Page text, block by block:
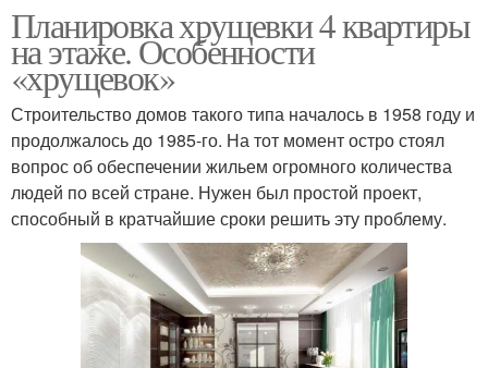
Планировка хрущевки 4 квартиры
на этаже. Особенности
«хрущевок»
Строительство домов такого типа началось в 1958 году и
продолжалось до 1985-го. На тот момент остро стоял
вопрос об обеспечении жильем огромного количества
людей по всей стране. Нужен был простой проект,
способный в кратчайшие сроки решить эту проблему.